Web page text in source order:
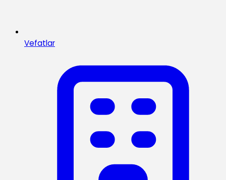
Vefatlar